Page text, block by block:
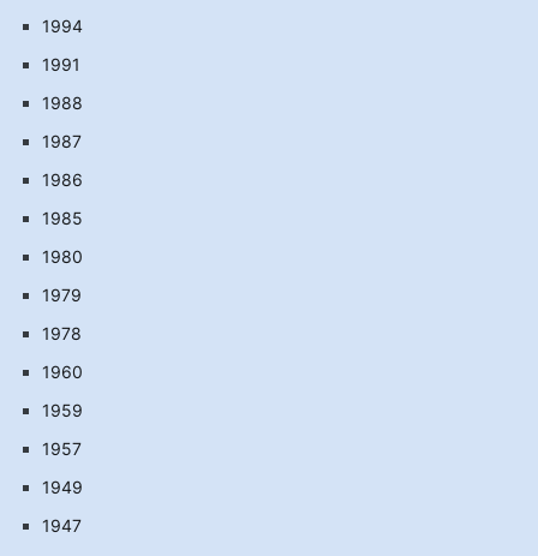
1994
1991
1988
1987
1986
1985
1980
1979
1978
1960
1959
1957
1949
1947